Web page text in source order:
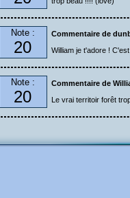
Note :
20
Commentaire de
William je t'adore !
Note :
20
Commentaire de
Le vrai territoir forêt